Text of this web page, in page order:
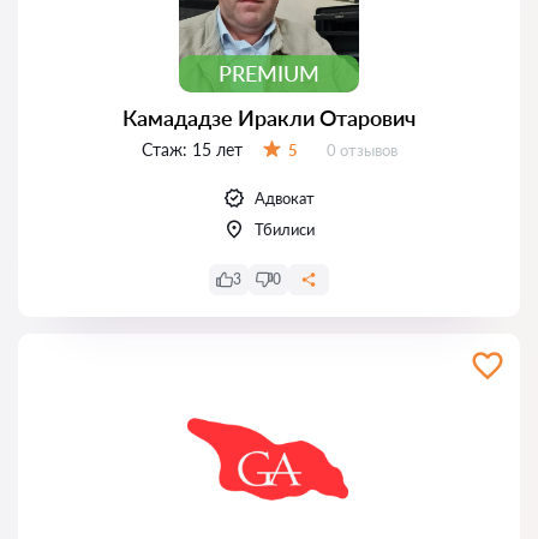
PREMIUM
Камададзе Иракли Отарович
Стаж: 15 лет 5 Отзывов:
0 отзывов
Адвокат
Тбилиси
3 0